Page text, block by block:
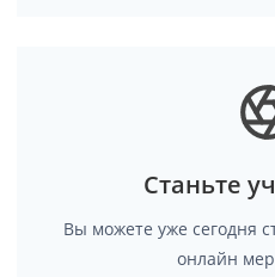
Станьте
Вы можете уже сегодня
онлайн